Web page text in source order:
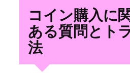
コイン購入に
ある質問とト
法